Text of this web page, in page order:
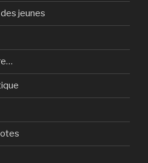
jeunes